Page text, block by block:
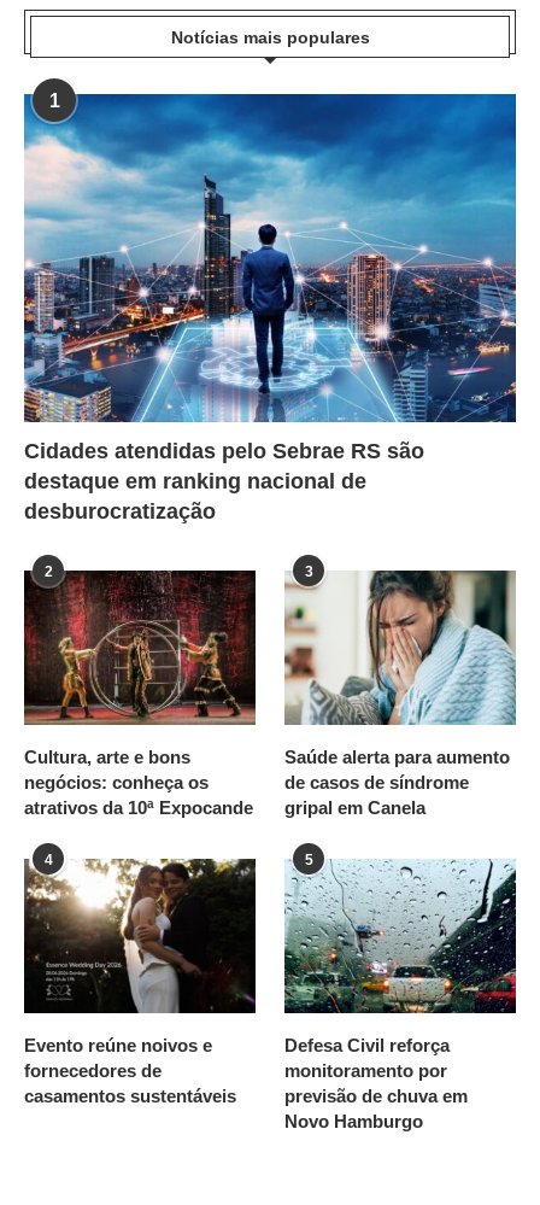
Notícias mais populares
1
Cidades atendidas pelo Sebrae RS são
destaque em ranking nacional de
desburocratização
2
Cultura, arte e bons
negócios: conheça os
atrativos da 10ª Expocande
3
Saúde alerta para aumento
de casos de síndrome
gripal em Canela
4
Evento reúne noivos e
fornecedores de
casamentos sustentáveis
5
Defesa Civil reforça
monitoramento por
previsão de chuva em
Novo Hamburgo